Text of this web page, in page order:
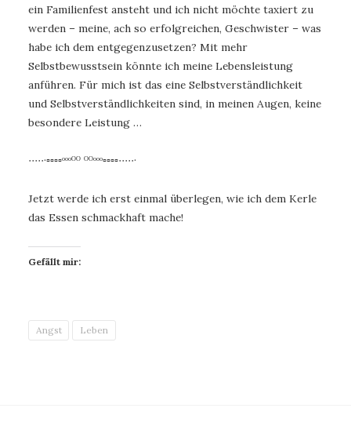
ein Familienfest ansteht und ich nicht möchte taxiert zu
werden – meine, ach so erfolgreichen, Geschwister – was
habe ich dem entgegenzusetzen? Mit mehr
Selbstbewusstsein könnte ich meine Lebensleistung
anführen. Für mich ist das eine Selbstverständlichkeit
und Selbstverständlichkeiten sind, in meinen Augen, keine
besondere Leistung …
∙∙∙∙∙·▫▫▫▫ᵒᵒᵒᴼᴼ ᴼᴼᵒᵒᵒ▫▫▫▫∙∙∙∙∙·
Jetzt werde ich erst einmal überlegen, wie ich dem Kerle
das Essen schmackhaft mache!
Gefällt mir:
Angst Leben